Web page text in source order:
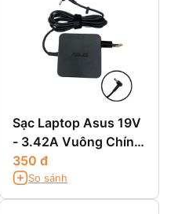
Sạc Laptop Asus 19V
- 3.42A Vuông Chính
Hãng
350 đ
So sánh